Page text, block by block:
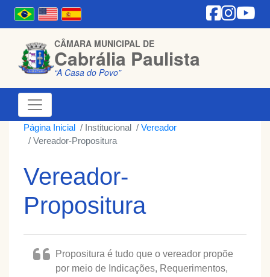
CÂMARA MUNICIPAL DE
Cabrália Paulista
“A Casa do Povo”
Página Inicial Institucional
Vereador
Vereador-Propositura
Vereador-
Propositura
Propositura é tudo que o vereador propõe
por meio de Indicações, Requerimentos,